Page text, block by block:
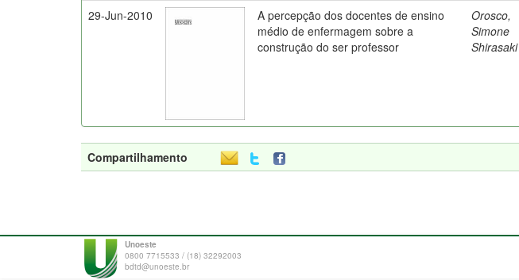
29-Jun-2010
A percepção dos docentes de ensino
médio de enfermagem sobre a
construção do ser professor
Orosco,
Simone
Shirasaki
Compartilhamento
Unoeste
0800 7715533 / (18) 32292003
bdtd@unoeste.br